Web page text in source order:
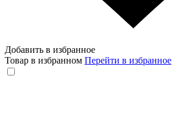
Добавить в избранное
Товар в избранном Перейти в избранное